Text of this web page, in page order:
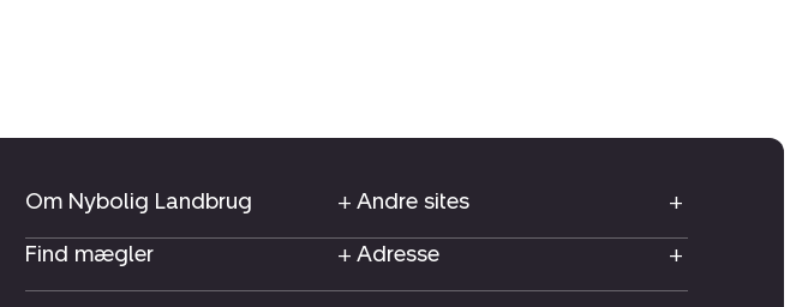
Om Nybolig Landbrug
Andre sites
Find mægler
Adresse